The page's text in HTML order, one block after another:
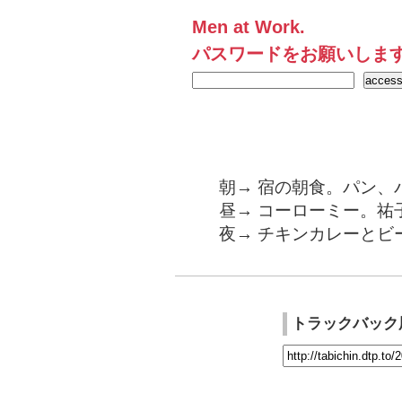
Men at Work.
パスワードをお願いしま
朝→ 宿の朝食。パン、
昼→ コーローミー。祐
夜→ チキンカレーとビ
トラックバッ